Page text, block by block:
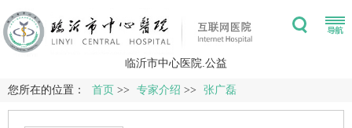
临沂市中心医院.公益
您所在的位置： 首页 >> 专家介绍 >> 张广磊